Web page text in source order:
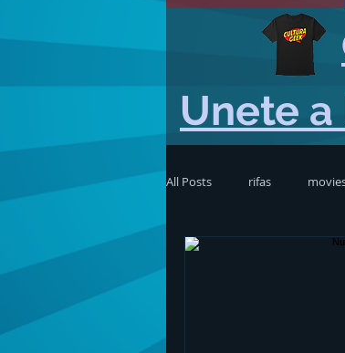
All Posts rifas
Unete